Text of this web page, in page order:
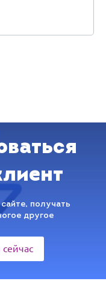
получать
другое
сейчас